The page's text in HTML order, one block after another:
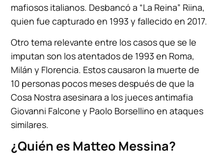
mafiosos italianos. Desbancó a “La Reina” Riina,
quien fue capturado en 1993 y fallecido en 2017.
Otro tema relevante entre los casos que se le
imputan son los atentados de 1993 en Roma,
Milán y Florencia. Estos causaron la muerte de
10 personas pocos meses después de que la
Cosa Nostra asesinara a los jueces antimafia
Giovanni Falcone y Paolo Borsellino en ataques
similares.
¿Quién es Matteo Messina?